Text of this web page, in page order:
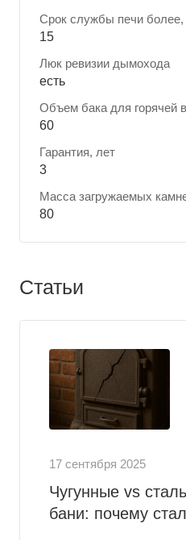
Срок службы печи более,
15
Люк ревизии дымохода
есть
Объем бака для горячей
60
Гарантия, лет
3
Масса загружаемых
80
Статьи
17 сентября 2025
Чугунные vs
бани: почему